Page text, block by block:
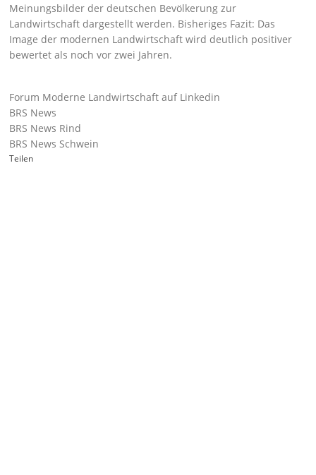
Meinungsbilder der deutschen Bevölkerung zur
Landwirtschaft dargestellt werden. Bisheriges Fazit: Das
Image der modernen Landwirtschaft wird deutlich positiver
bewertet als noch vor zwei Jahren.
Forum Moderne Landwirtschaft auf Linkedin
BRS News
BRS News Rind
BRS News Schwein
Teilen